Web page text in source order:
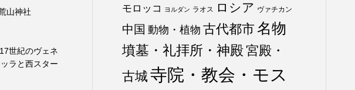
山神社
世紀のヴェネ
ラと西スター
モロッコ
ヨルダン ラオス ロシア ヴァチカン
中国 動物・植物 古代都市 名物
墳墓・礼拝所・神殿宮殿・
古城 寺院・教会・モス